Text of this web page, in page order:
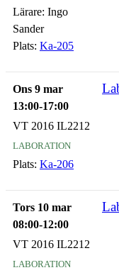
Lärare: Ingo
Sander
Plats: Ka-205
Ons 9 mar
13:00-17:00
VT 2016 IL2212
laboration
Plats: Ka-206
Tors 10 mar
08:00-12:00
VT 2016 IL2212
laboration